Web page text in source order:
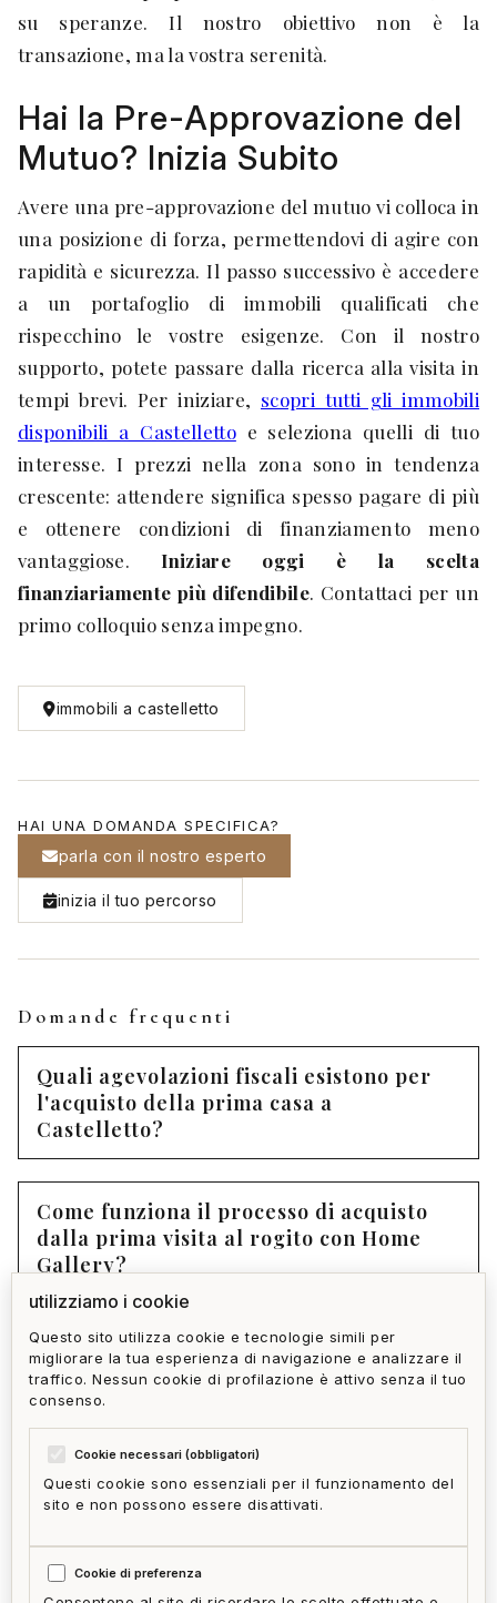
su speranze. Il nostro obiettivo non è la
transazione, ma la vostra serenità.
Hai la Pre-Approvazione del
Mutuo? Inizia Subito
Avere una pre-approvazione del mutuo vi colloca in
una posizione di forza, permettendovi di agire con
rapidità e sicurezza. Il passo successivo è accedere
a un portafoglio di immobili qualificati che
rispecchino le vostre esigenze. Con il nostro
supporto, potete passare dalla ricerca alla visita in
tempi brevi. Per iniziare, scopri tutti gli immobili
disponibili a Castellettoe seleziona quelli di tuo
interesse. I prezzi nella zona sono in tendenza
crescente: attendere significa spesso pagare di più
e ottenere condizioni di finanziamento meno
vantaggiose. Iniziare oggi è la scelta
finanziariamente più difendibile. Contattaci per un
primo colloquio senza impegno.
immobili a castelletto
HAI UNA DOMANDA SPECIFICA?
parla con il nostro esperto
inizia il tuo percorso
Domande frequenti
Quali agevolazioni fiscali esistono per
l'acquisto della prima casa a
Castelletto?
Come funziona il processo di acquisto
dalla prima visita al rogito con Home
Gallery?
Come si verifica che un immobile a
Castelletto sia libero da vizi legali o
strutturali?
McFrancis
mappa del sito
utilizziamo i cookie
Questo sito utilizza cookie e tecnologie simili per
migliorare la tua esperienza di navigazione e analizzare il
traffico. Nessun cookie di profilazione è attivo senza il tuo
consenso.
Cookie necessari (obbligatori)
Questi cookie sono essenziali per il funzionamento del
sito e non possono essere disattivati.
Cookie di preferenza